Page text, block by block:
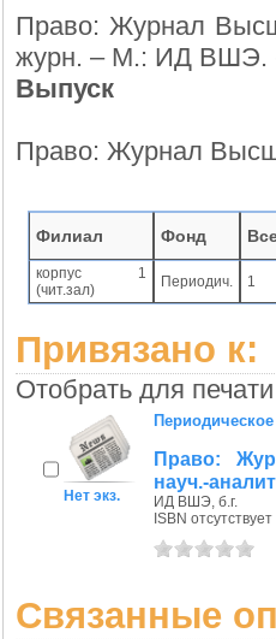
Право: Журнал
журн. – М.: ИД ВШЭ.
Выпуск
Право: Журнал
Филиал Фонд
корпус 1
(чит.зал)
Периодич. 1
Привязано к:
Отобрать для
Нет экз.
Право:
науч.-
ИД ВШЭ, б.г.
ISBN отсутствует
Связанные